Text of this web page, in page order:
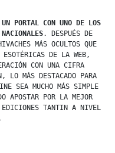
UN PORTAL CON UNO DE LOS
. DESPUÉS DE
MÁS OCULTOS QUE
ESOTÉRICAS DE LA WEB,
CON UNA CIFRA
LO MÁS DESTACADO PARA
SEA MUCHO MÁS SIMPLE
APOSTAR POR LA MEJOR
TANTIN A NIVEL